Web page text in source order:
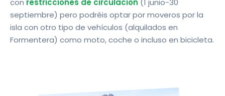
septiembre) pero podréis optar por moveros por la
isla con otro tipo de vehículos (alquilados en
Formentera) como moto, coche o incluso en bicicleta.